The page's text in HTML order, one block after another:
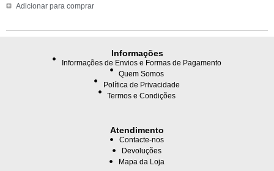
Adicionar para comprar
Informações
Informações de Envios e Formas de Pagamento
Quem Somos
Política de Privacidade
Termos e Condições
Atendimento
Contacte-nos
Devoluções
Mapa da Loja